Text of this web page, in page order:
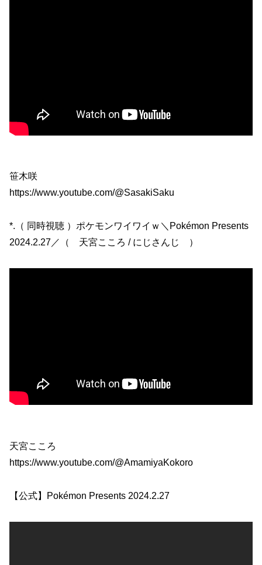
笹木咲
https://www.youtube.com/@SasakiSaku
*.（ 同時視聴 ）ポケモンワイワイｗ＼Pokémon Presents
2024.2.27／（ 天宮こころ / にじさんじ ）
天宮こころ
https://www.youtube.com/@AmamiyaKokoro
【公式】Pokémon Presents 2024.2.27